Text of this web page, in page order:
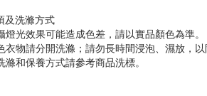
及洗滌方式
光效果可能造成色差，請以實品顏色為準。
衣物請分開洗滌；請勿長時間浸泡、濕放，以
和保養方式請參考商品洗標。